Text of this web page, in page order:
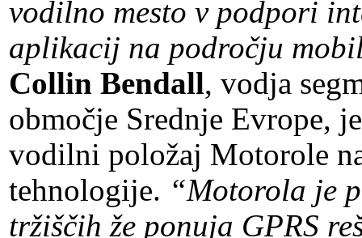
vodilno mesto v podpori
aplikacij na področju
Collin Bendall, vodja
območje Srednje Evrope,
vodilni položaj Motorole
tehnologije. “Motorola je
tržiščih že ponuja GPRS